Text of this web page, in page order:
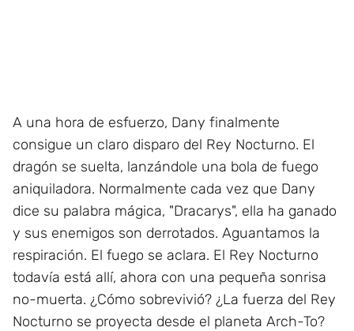
A una hora de esfuerzo, Dany finalmente
consigue un claro disparo del Rey Nocturno. El
dragón se suelta, lanzándole una bola de fuego
aniquiladora. Normalmente cada vez que Dany
dice su palabra mágica, "Dracarys", ella ha ganado
y sus enemigos son derrotados. Aguantamos la
respiración. El fuego se aclara. El Rey Nocturno
todavía está allí, ahora con una pequeña sonrisa
no-muerta. ¿Cómo sobrevivió? ¿La fuerza del Rey
Nocturno se proyecta desde el planeta Arch-To?